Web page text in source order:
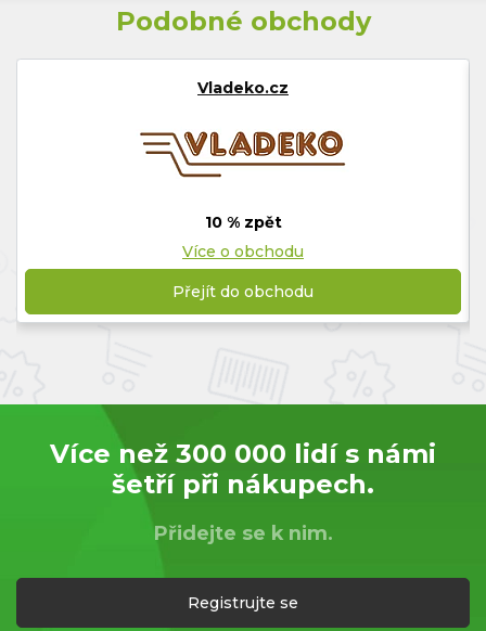
Podobné obchody
Vladeko.cz
10 % zpět
Více o obchodu
Přejít do obchodu
Více než 300 000 lidí s námi
šetří při nákupech.
Přidejte se k nim.
Registrujte se